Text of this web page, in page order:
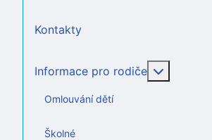
Kontakty
Informace pro rodiče
Omlouvání dětí
Školné